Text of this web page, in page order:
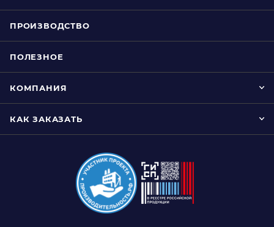
ПРОИЗВОДСТВО
ПОЛЕЗНОЕ
КОМПАНИЯ
КАК ЗАКАЗАТЬ